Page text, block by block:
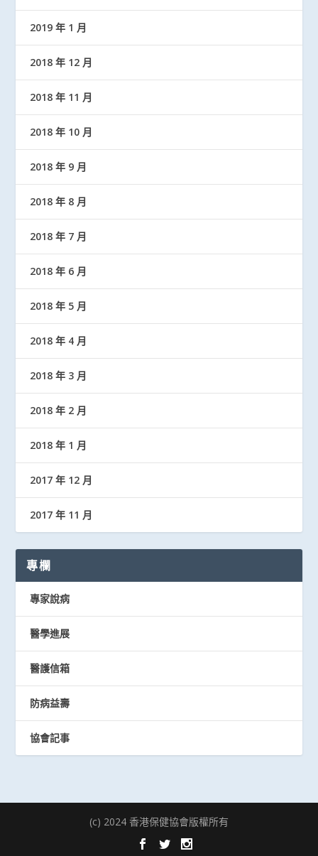
2019 年 1 月
2018 年 12 月
2018 年 11 月
2018 年 10 月
2018 年 9 月
2018 年 8 月
2018 年 7 月
2018 年 6 月
2018 年 5 月
2018 年 4 月
2018 年 3 月
2018 年 2 月
2018 年 1 月
2017 年 12 月
2017 年 11 月
專欄
專家說病
醫學進展
醫護信箱
防病益壽
協會記事
(c) 2024 香港保健協會版權所有